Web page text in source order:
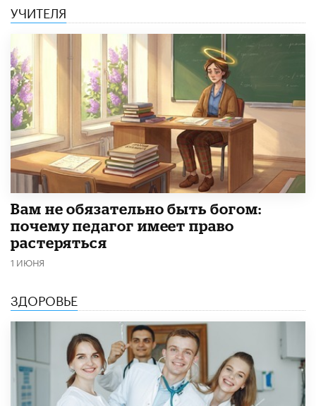
УЧИТЕЛЯ
​Вам не обязательно быть богом:
почему педагог имеет право
растеряться
1 ИЮНЯ
ЗДОРОВЬЕ